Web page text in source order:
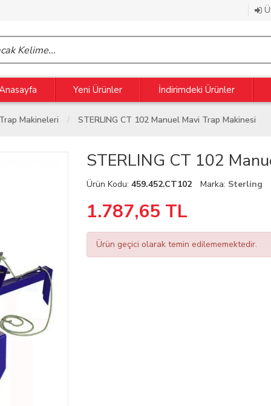
Yeni Ürünler İndirimdeki Ürünler
Trap Makineleri STERLING CT 102 Manuel Mavi Trap Makinesi
STERLING CT 102
Ürün Kodu:459.452.CT102 Marka: Sterling
1.787,65 TL
Ürün geçici olarak temin edilememektedir.